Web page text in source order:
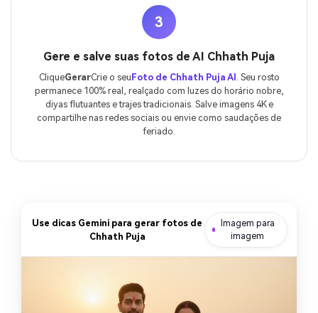
3
Gere e salve suas fotos de AI Chhath Puja
CliqueGerarCrie o seu Foto de Chhath Puja AI . Seu rosto
permanece 100% real, realçado com luzes do horário nobre,
diyas flutuantes e trajes tradicionais. Salve imagens 4K e
compartilhe nas redes sociais ou envie como saudações de
feriado.
Use dicas Gemini para gerar fotos de
Chhath Puja
Imagem para
imagem